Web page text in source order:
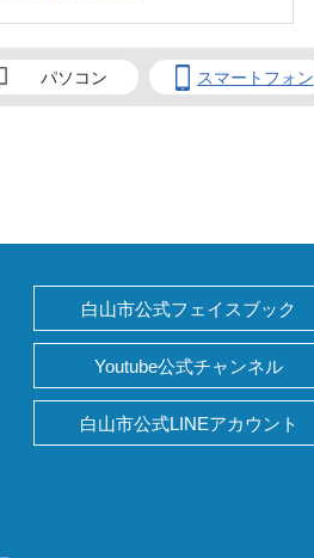
パソコン スマートフォン
白山市公式フェイスブック
Youtube公式チャンネル
白山市公式LINEアカウント